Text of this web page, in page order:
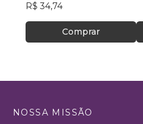
R$ 34,74
Comprar
NOSSA MISSÃO